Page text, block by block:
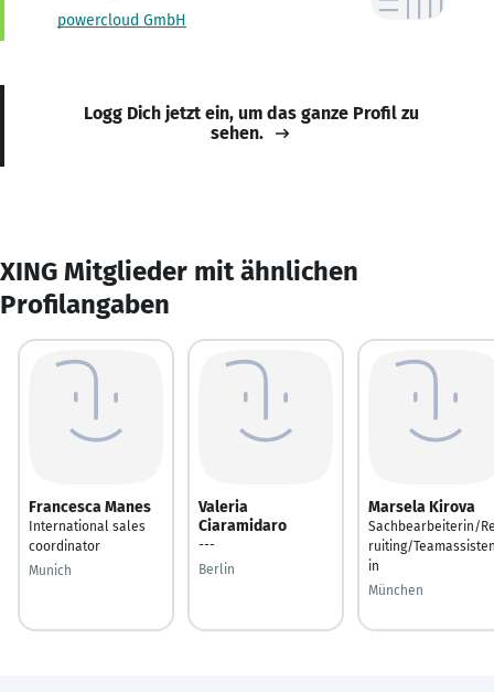
powercloud GmbH
Logg Dich jetzt ein, um das ganze Profil zu
sehen.
XING Mitglieder mit ähnlichen
Profilangaben
Francesca Manes
International sales
coordinator
Munich
Valeria
Ciaramidaro
---
Berlin
Marsela Kirova
Sachbearbeiterin/
ruiting/
in
München